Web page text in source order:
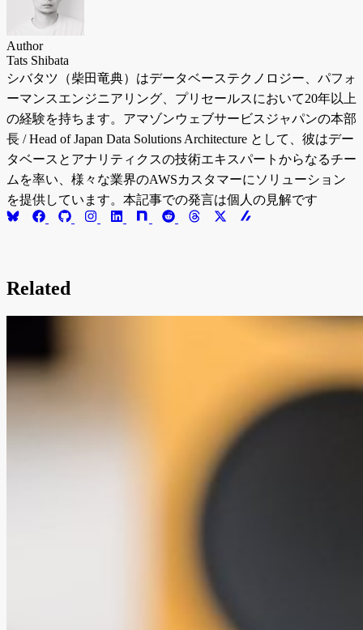
Author
Tats Shibata
シバタツ（柴田竜典）はデータベーステクノロジー、パフォ
ーマンスエンジニアリング、プリセールスにおいて20年以上
の経験を持ちます。アマゾンウェブサービスジャパンの本部
長 / Head of Japan Data Solutions Architecture として、彼はデー
タベースとアナリティクスの技術エキスパートからなるチー
ムを率い、様々な業界のAWSカスタマーにソリューション
を提供しています。本記事での発言は個人の見解です
Related